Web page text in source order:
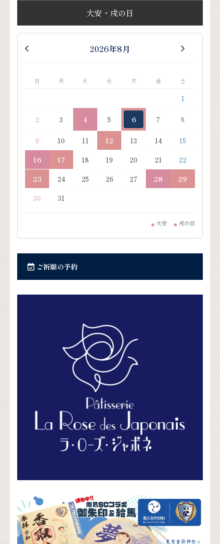
大安・戌の日
2026年8月
日 月 火 水 木 金 土
1
2 3 4 5 6 7 8
9 10 11 12 13 14
15
16
17 18 19 20 21
22
23
24 25 26 27 28
29
30
31
● 大安 ● 戌の日
ご祈願の予約